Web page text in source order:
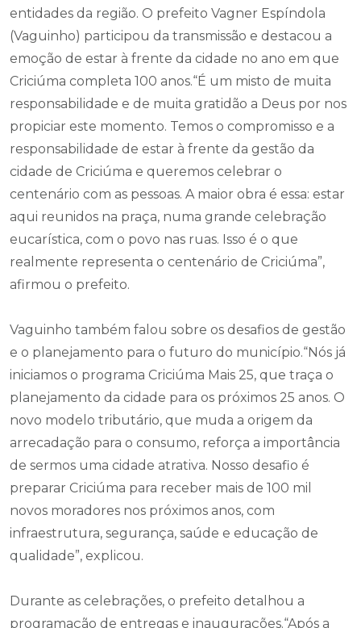
entidades da região. O prefeito Vagner Espíndola
(Vaguinho) participou da transmissão e destacou a
emoção de estar à frente da cidade no ano em que
Criciúma completa 100 anos.“É um misto de muita
responsabilidade e de muita gratidão a Deus por nos
propiciar este momento. Temos o compromisso e a
responsabilidade de estar à frente da gestão da
cidade de Criciúma e queremos celebrar o
centenário com as pessoas. A maior obra é essa: estar
aqui reunidos na praça, numa grande celebração
eucarística, com o povo nas ruas. Isso é o que
realmente representa o centenário de Criciúma”,
afirmou o prefeito.
Vaguinho também falou sobre os desafios de gestão
e o planejamento para o futuro do município.“Nós já
iniciamos o programa Criciúma Mais 25, que traça o
planejamento da cidade para os próximos 25 anos. O
novo modelo tributário, que muda a origem da
arrecadação para o consumo, reforça a importância
de sermos uma cidade atrativa. Nosso desafio é
preparar Criciúma para receber mais de 100 mil
novos moradores nos próximos anos, com
infraestrutura, segurança, saúde e educação de
qualidade”, explicou.
Durante as celebrações, o prefeito detalhou a
programação de entregas e inaugurações.“Após a